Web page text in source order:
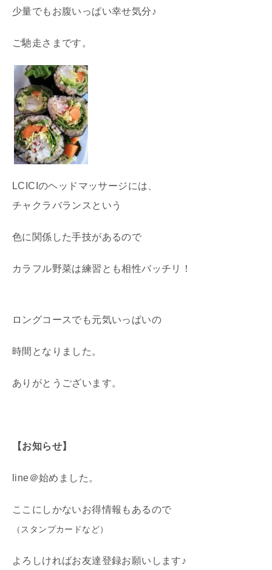
少量でもお腹いっぱい幸せ気分♪
ご馳走さまです。
LCICIのヘッドマッサージには、
チャクラバランスという
色に関係した手技があるので
カラフル野菜は練習とも相性バッチリ！
ロングコースでも元気いっぱいの
時間となりました。
ありがとうございます。
【お知らせ】
line＠始めました。
ここにしかないお得情報もあるので
（スタンプカードなど）
よろしければお友達登録お願いします♪